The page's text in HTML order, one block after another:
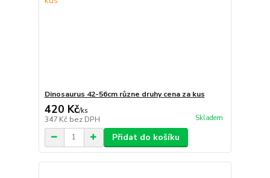
Dinosaurus 42-56cm různe druhy cena za kus
420 Kč/ks
347 Kč bez DPH Skladem
Přidat do košíku